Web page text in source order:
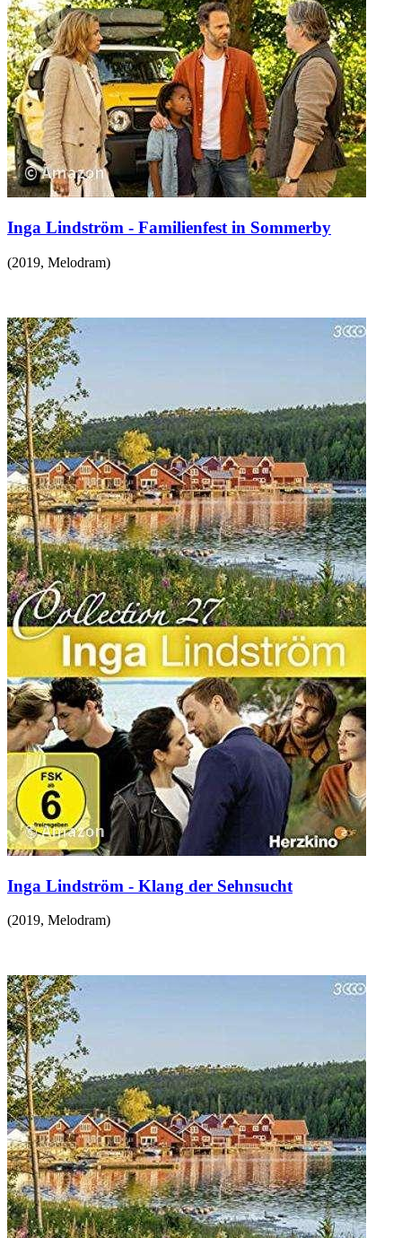
Inga Lindström - Familienfest in Sommerby
(2019, Melodram)
Inga Lindström - Klang der Sehnsucht
(2019, Melodram)